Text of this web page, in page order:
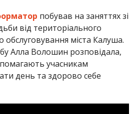
побував на заняттях зі
від територіального
обслуговування міста Калуша.
Алла Волошин розповідала,
учасникам
день та здорово себе